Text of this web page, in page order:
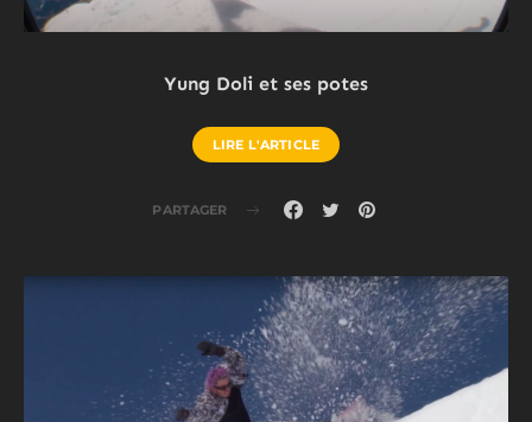
Yung Doli et ses potes
LIRE L'ARTICLE
PARTAGER